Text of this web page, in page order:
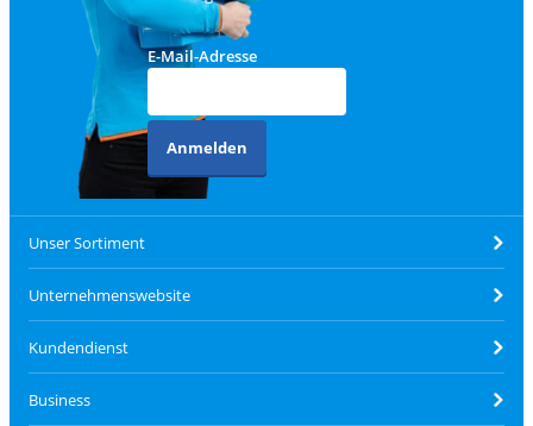
E-Mail-Adresse
Anmelden
Unser Sortiment
Unternehmenswebsite
Kundendienst
Business